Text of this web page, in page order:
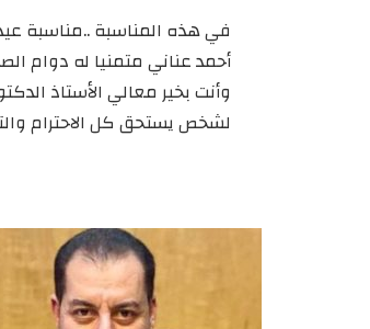
في هذه المناسبة ..مناسبة
أحمد عناني متمنيا له دوام
وأنت بخير معالي الأستاذ
لشخص يستحق كل الاحترام